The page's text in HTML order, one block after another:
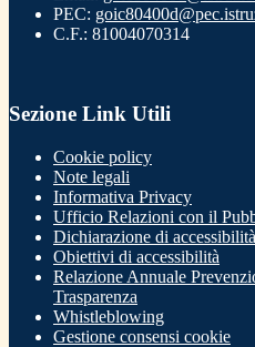
PEC:
C.F.: 81004070314
Sezione Link Utili
Cookie policy
Note legali
Informativa Privacy
Ufficio Relazioni con il
Dichiarazione di accessibilità
Obiettivi di accessibilità
Relazione Annuale
Trasparenza
Whistleblowing
Gestione consensi cookie